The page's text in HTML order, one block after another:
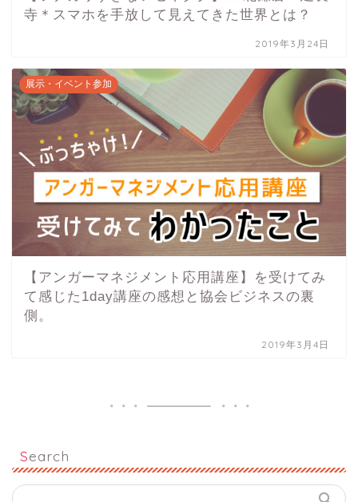
寺＊スマホを手放して見えてきた世界とは？
2019年3月24日
展示・イベント参加
【アンガーマネジメント応用講座】を受けてみ
て感じた1day講座の感想と協会ビジネスの裏
側。
2019年3月4日
Search